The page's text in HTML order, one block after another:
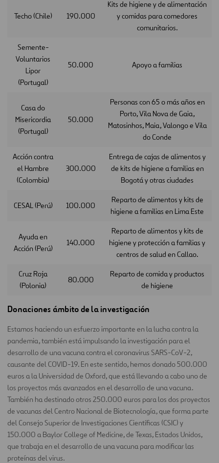
Techo (Chile) 190.000
Kits de higiene y de alimentación
y comidas para comedores
comunitarios.
Semente-
Voluntarios
Lipor
(Portugal)
50.000 Apoyo a familias
Casa do
Misericordia
(Portugal)
50.000
Personas con 65 o más años en
Porto, Vila Nova de Gaia,
Matosinhos, Maia, Valongo e Vila
do Conde
Acción contra
el Hambre
(Colombia)
300.000
Entrega de cajas de alimentos y
de kits de higiene a familias en
Bogotá y otras ciudades
CESAL (Perú) 100.000
Reparto de alimentos y kits de
higiene a familias en Lima Este
Ayuda en
Acción (Perú)
140.000
Reparto de alimentos y kits de
higiene y protección a familias y
centros de salud en Callao.
Cruz Roja
(Polonia)
80.000
Reparto de comida y productos
de higiene
Donaciones ámbito de la investigación
Estamos haciendo un esfuerzo importante en la lucha contra la
pandemia, también está impulsando la investigación para el
desarrollo de una vacuna contra el coronavirus SARS-CoV-2,
causante del COVID-19. En este sentido, hemos donado 500.000
euros a la Universidad de Oxford, que está llevando a cabo uno de
los proyectos más avanzados en el desarrollo de una vacuna.
También ha destinado otros 250.000 euros para los dos proyectos
de vacunas del Centro Nacional de Biotecnología, que forma parte
del Consejo Superior de Investigaciones Científicas (CSIC) y
150.000 a Baylor College of Medicine, de Texas, Estados Unidos,
que trabaja en el desarrollo de una vacuna para modificar las
proteínas del virus.